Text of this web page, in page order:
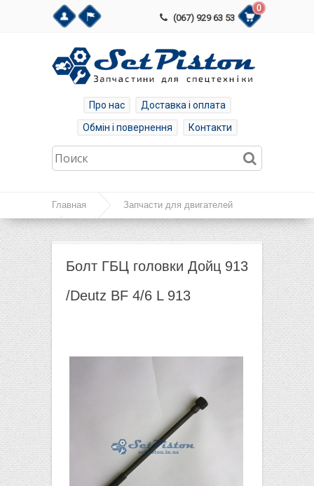
(067) 929 63 53
0
Про нас
Доставка і оплата
Обмін і повернення
Контакти
Главная Запчасти для двигателей
Запчасти Deutz 1013, 913, Volvo D7 /D5
Болт ГБЦ головки Дойц 913
/Deutz BF 4/6 L 913